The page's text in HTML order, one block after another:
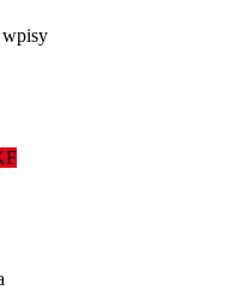
wpisy